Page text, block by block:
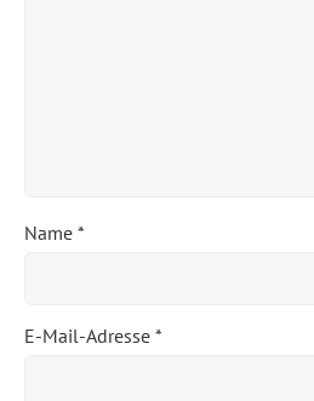
Name *
E-Mail-Adresse *